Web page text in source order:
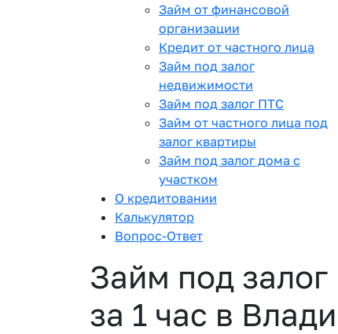
Займ от финансовой
организации
Кредит от частного лица
Займ под залог
недвижимости
Займ под залог ПТС
Займ от частного лица под
залог квартиры
Займ под залог дома с
участком
О кредитовании
Калькулятор
Вопрос-Ответ
Займ под
за 1 час в